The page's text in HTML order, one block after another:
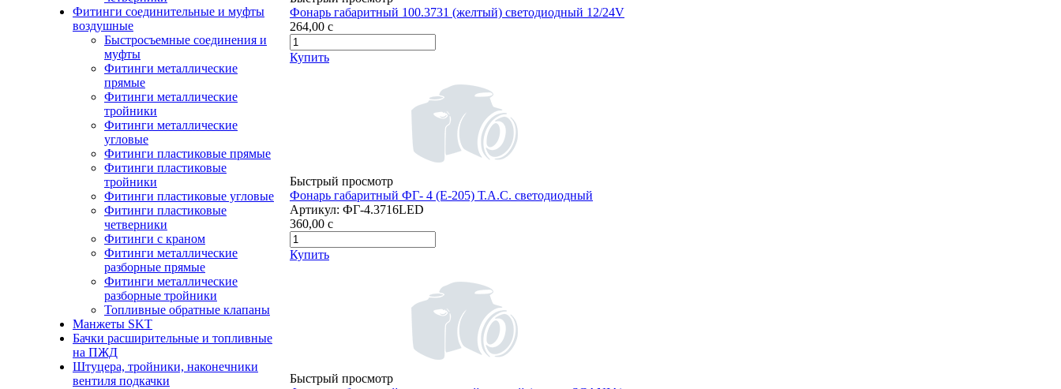
Фитинги соединительные и муфты
воздушные
Быстросъемные соединения и
муфты
Фитинги металлические
прямые
Фитинги металлические
тройники
Фитинги металлические
угловые
Фитинги пластиковые прямые
Фитинги пластиковые
тройники
Фитинги пластиковые угловые
Фитинги пластиковые
четверники
Фитинги с краном
Фитинги металлические
разборные прямые
Фитинги металлические
разборные тройники
Топливные обратные клапаны
Манжеты SKT
Бачки расширительные и топливные
на ПЖД
Штуцера, тройники, наконечники
вентиля подкачки
Фонарь габаритный 100.3731 (желтый) светодиодный 12/24V
264,00 c
Купить
Быстрый просмотр
Фонарь габаритный ФГ- 4 (Е-205) Т.А.С. светодиодный
Артикул: ФГ-4.3716LED
360,00 c
Купить
Быстрый просмотр